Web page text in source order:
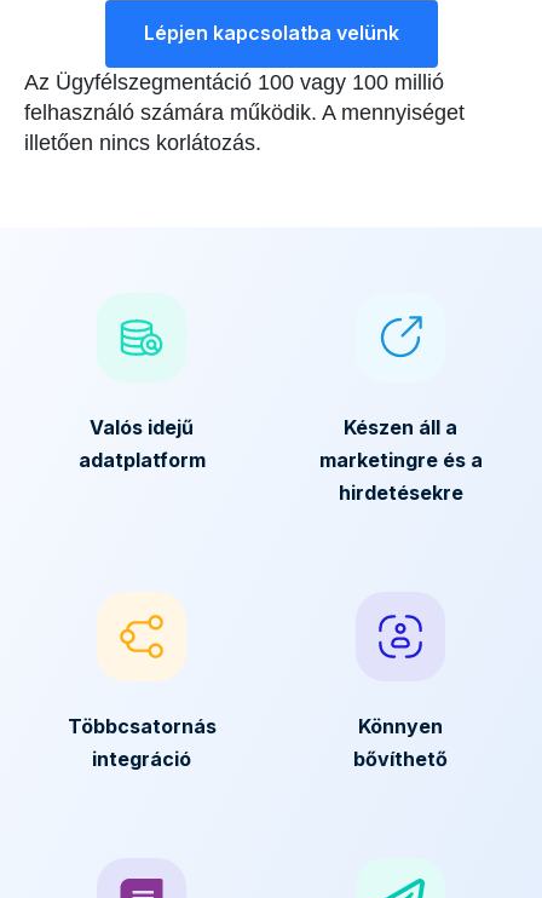
Lépjen kapcsolatba velünk
Az Ügyfélszegmentáció 100 vagy 100 millió
felhasználó számára működik. A mennyiséget
illetően nincs korlátozás.
Valós idejű
adatplatform
Készen áll a
marketingre és a
hirdetésekre
Többcsatornás
integráció
Könnyen
bővíthető